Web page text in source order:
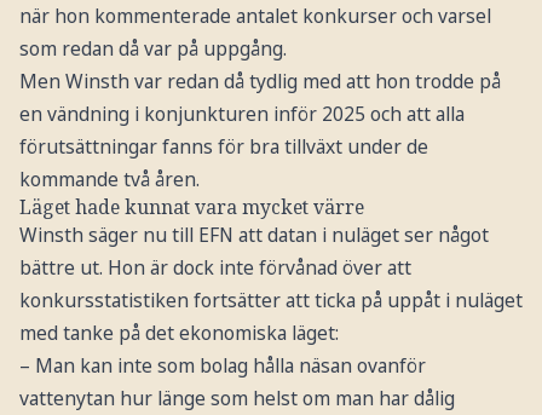
när hon kommenterade antalet konkurser och varsel
som redan då var på uppgång.
Men Winsth var redan då tydlig med att hon trodde på
en vändning i konjunkturen inför 2025 och att alla
förutsättningar fanns för bra tillväxt under de
kommande två åren.
Läget hade kunnat vara mycket värre
Winsth säger nu till EFN att datan i nuläget ser något
bättre ut. Hon är dock inte förvånad över att
konkursstatistiken fortsätter att ticka på uppåt i nuläget
med tanke på det ekonomiska läget:
– Man kan inte som bolag hålla näsan ovanför
vattenytan hur länge som helst om man har dålig